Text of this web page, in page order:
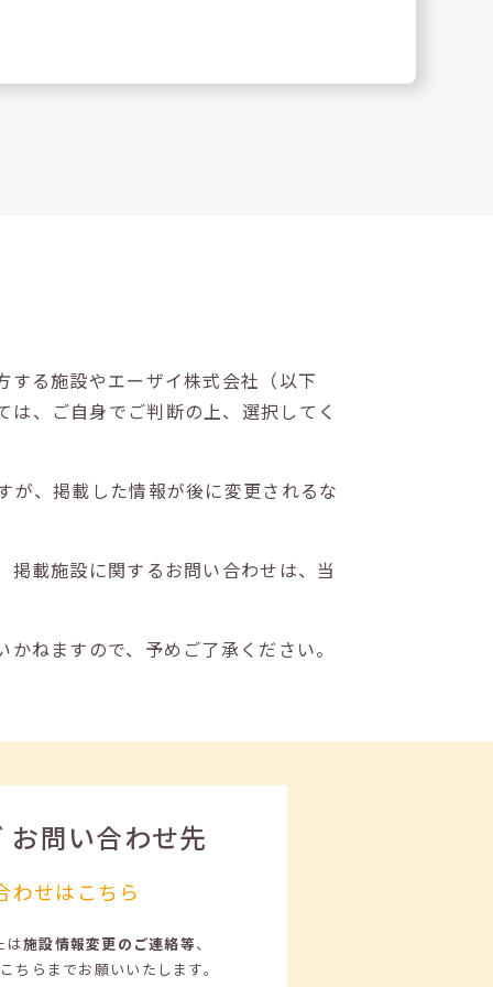
る施設やエーザイ株式会社（以下
、ご自身でご判断の上、選択してく
が、掲載した情報が後に変更されるな
載施設に関するお問い合わせは、当
ねますので、予めご了承ください。
お問い合わせ先
わせはこちら
は施設情報変更のご連絡等、
ちらまでお願いいたします。